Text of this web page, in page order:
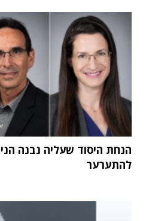
הנחת היסוד שעליה נבנה
להתערער